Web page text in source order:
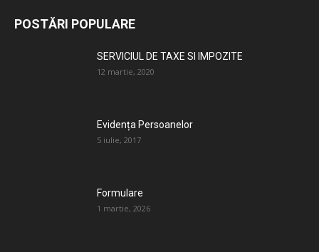
POSTĂRI POPULARE
SERVICIUL DE TAXE SI IMPOZITE
12 martie, 2020
Evidența Persoanelor
5 iulie, 2017
Formulare
1 martie, 2026